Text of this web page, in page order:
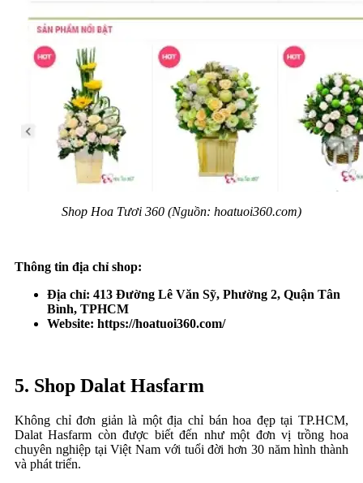
Shop Hoa Tươi 360 (Nguồn: hoatuoi360.com)
Thông tin địa chỉ shop:
Địa chỉ: 413 Đường Lê Văn Sỹ, Phường 2, Quận Tân
Bình, TPHCM
Website: https://hoatuoi360.com/
5. Shop Dalat Hasfarm
Không chỉ đơn giản là một địa chỉ bán hoa đẹp tại TP.HCM,
Dalat Hasfarm còn được biết đến như một đơn vị trồng hoa
chuyên nghiệp tại Việt Nam với tuổi đời hơn 30 năm hình thành
và phát triển.